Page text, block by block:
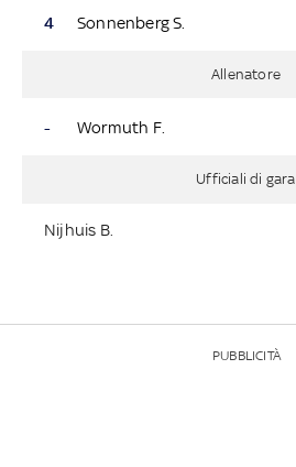
4 Sonnenberg S.
Allenatore
- Wormuth F.
Ufficiali di gara
Nijhuis B.
PUBBLICITÀ